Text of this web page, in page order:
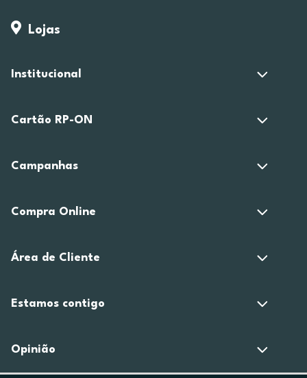
Lojas
Institucional
Cartão RP-ON
Campanhas
Compra Online
Área de Cliente
Estamos contigo
Opinião